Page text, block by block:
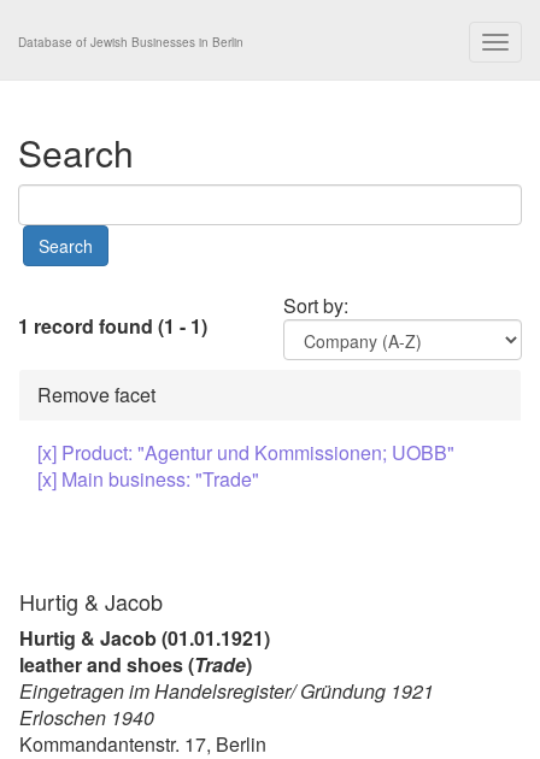
Database of Jewish Businesses in Berlin
Search
Sort by:
1 record found (1 - 1)
Remove facet
[x] Product: "Agentur und Kommissionen; UOBB"
[x] Main business: "Trade"
Hurtig & Jacob
Hurtig & Jacob (01.01.1921)
leather and shoes (Trade)
Eingetragen im Handelsregister/ Gründung 1921
Erloschen 1940
Kommandantenstr. 17, Berlin